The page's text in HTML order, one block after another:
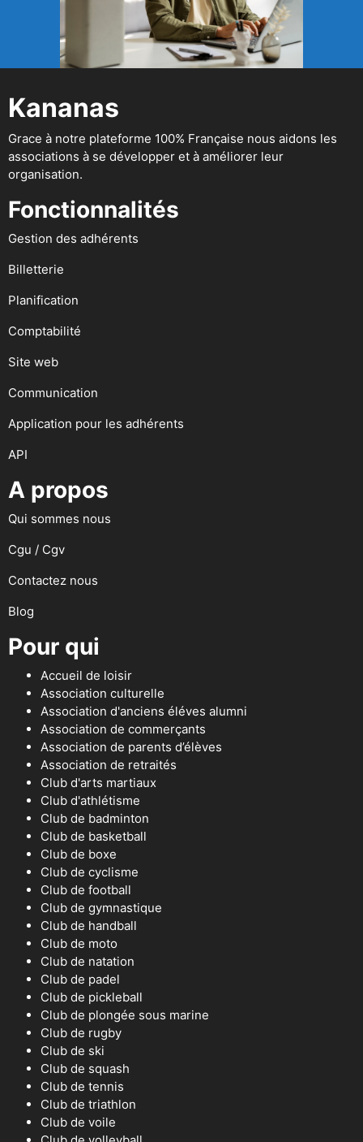
Kananas
Grace à notre plateforme 100% Française nous aidons les
associations à se développer et à améliorer leur
organisation.
Fonctionnalités
Gestion des adhérents
Billetterie
Planification
Comptabilité
Site web
Communication
Application pour les adhérents
API
A propos
Qui sommes nous
Cgu / Cgv
Contactez nous
Blog
Pour qui
Accueil de loisir
Association culturelle
Association d'anciens éléves alumni
Association de commerçants
Association de parents d’élèves
Association de retraités
Club d'arts martiaux
Club d'athlétisme
Club de badminton
Club de basketball
Club de boxe
Club de cyclisme
Club de football
Club de gymnastique
Club de handball
Club de moto
Club de natation
Club de padel
Club de pickleball
Club de plongée sous marine
Club de rugby
Club de ski
Club de squash
Club de tennis
Club de triathlon
Club de voile